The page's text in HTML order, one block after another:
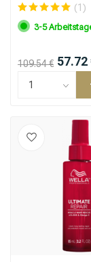
(1)
3-5
109.54 € 57.72